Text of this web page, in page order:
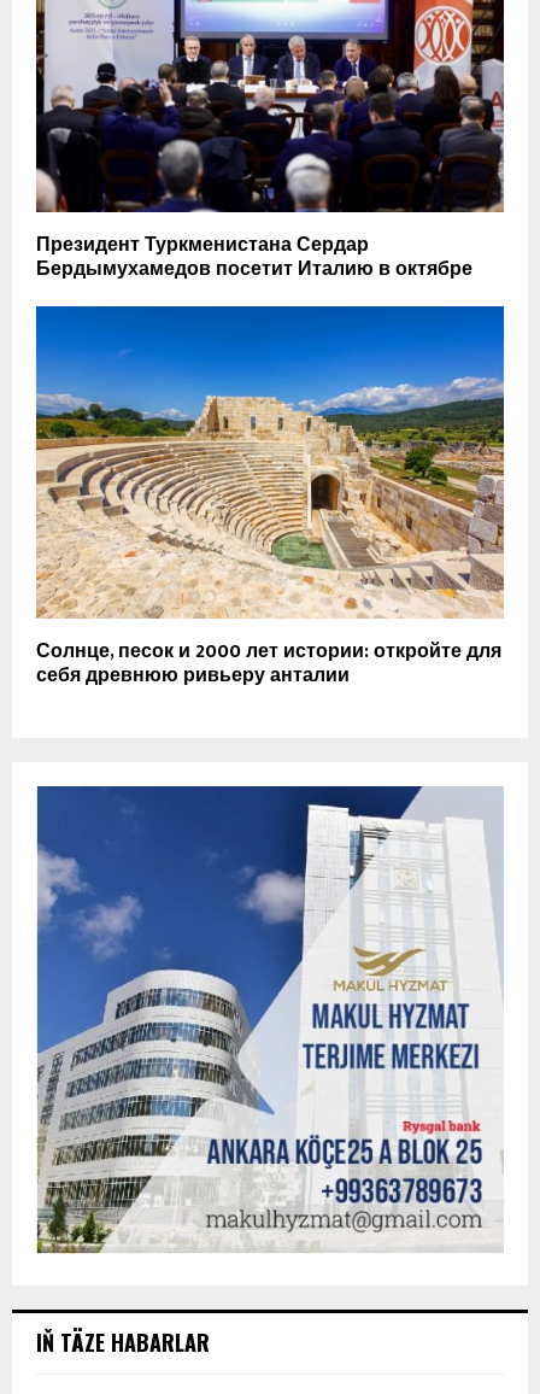
Президент Туркменистана Сердар
Бердымухамедов посетит Италию в октябре
Солнце, песок и 2000 лет истории: откройте для
себя древнюю ривьеру анталии
IŇ TÄZE HABARLAR